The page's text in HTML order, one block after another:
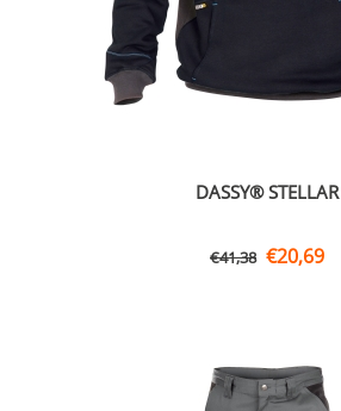
DASSY® STELLAR
€41,38 €20,69